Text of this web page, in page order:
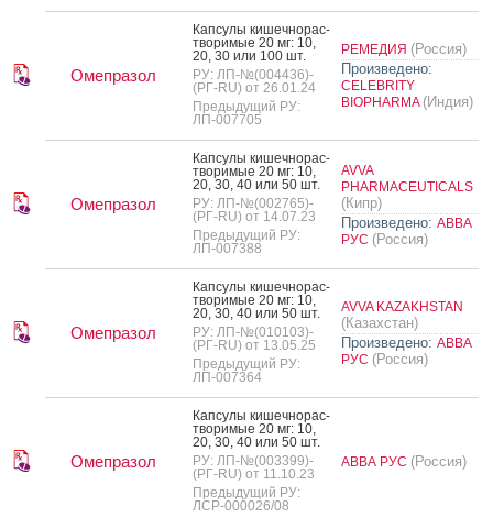
Омепразол
Кап­су­лы ки­шеч­но­рас­
тво­римые 20 мг: 10,
20, 30 или 100 шт.
РУ: ЛП-№(004436)-
(РГ-RU) от 26.01.24
Предыдущий РУ:
ЛП-007705
РЕМЕДИЯ (Россия)
Произведено:
CELEBRITY
BIOPHARMA (Индия)
Омепразол
Кап­су­лы ки­шеч­но­рас­
тво­римые 20 мг: 10,
20, 30, 40 или 50 шт.
РУ: ЛП-№(002765)-
(РГ-RU) от 14.07.23
Предыдущий РУ:
ЛП-007388
AVVA
PHARMACEUTICALS
(Кипр)
Произведено: АВВА
РУС (Россия)
Омепразол
Кап­су­лы ки­шеч­но­рас­
тво­римые 20 мг: 10,
20, 30, 40 или 50 шт.
РУ: ЛП-№(010103)-
(РГ-RU) от 13.05.25
Предыдущий РУ:
ЛП-007364
AVVA KAZAKHSTAN
(Казахстан)
Произведено: АВВА
РУС (Россия)
Омепразол
Кап­су­лы ки­шеч­но­рас­
тво­римые 20 мг: 10,
20, 30, 40 или 50 шт.
РУ: ЛП-№(003399)-
(РГ-RU) от 11.10.23
Предыдущий РУ:
ЛСР-000026/08
АВВА РУС (Россия)